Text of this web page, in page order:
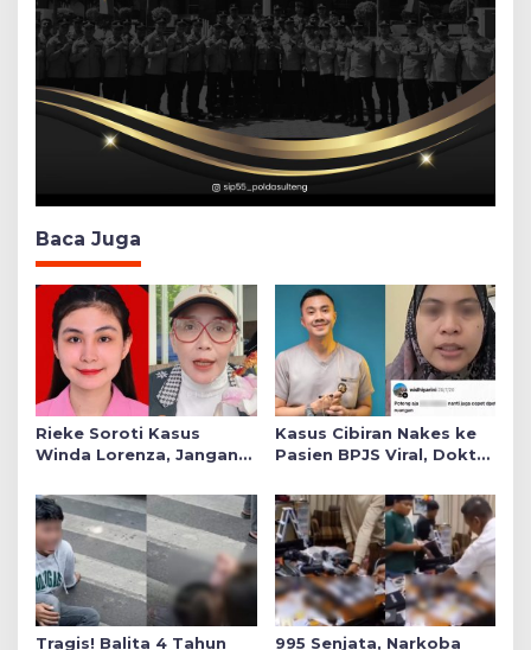
Baca Juga
Rieke Soroti Kasus
Winda Lorenza, Jangan
dalam Penyidikan
Kasus Cibiran Nakes ke
Pasien BPJS Viral, Dokter
Putih Pakaian Penetral
Emosi
Tragis! Balita 4 Tahun
995 Senjata, Narkoba